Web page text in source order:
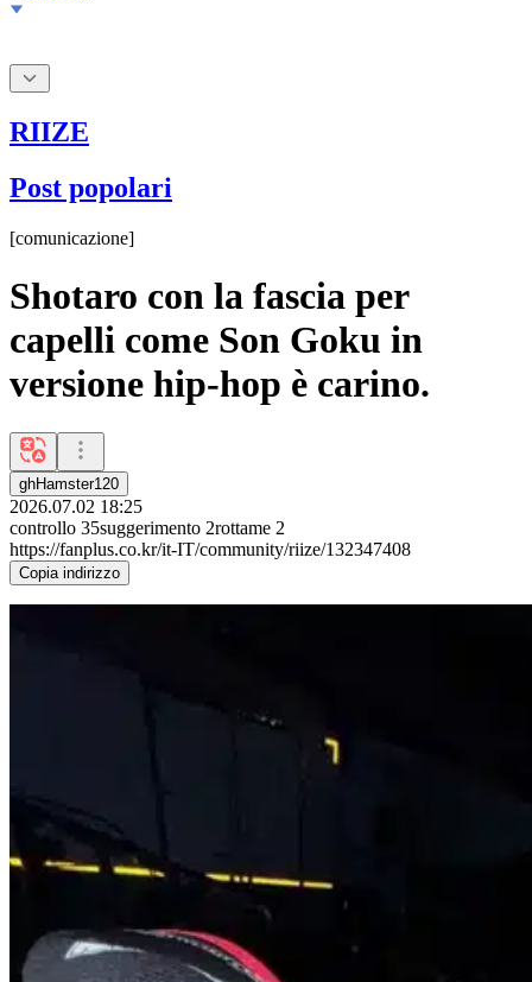
RIIZE
Post popolari
[comunicazione]
Shotaro con la fascia per
capelli come Son Goku in
versione hip-hop è carino.
ghHamster120
2026.07.02 18:25
controllo 35suggerimento 2rottame 2
https://fanplus.co.kr/it-IT/community/riize/132347408
Copia indirizzo